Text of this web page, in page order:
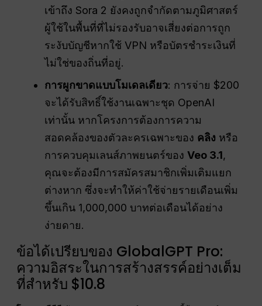
เข้าถึง Sora 2 ยังคงถูกจำกัดตามภูมิศาสตร์
ผู้ใช้ในพื้นที่ที่ไม่รองรับอาจเสี่ยงต่อการถูก
ระงับบัญชีหากใช้ VPN หรือบัตรชำระเงินที่
ไม่ใช่ของถิ่นที่อยู่.
การผูกขาดแบบโมเดลเดียว: การจ่าย $200
จะได้รับสิทธิ์ใช้งานเฉพาะชุด OpenAI
เท่านั้น หากโครงการต้องการความ
สอดคล้องของตัวละครเฉพาะของ คลิง หรือ
การควบคุมเลนส์ภาพยนตร์ของVeo 3.1,
คุณจะต้องมีการสมัครสมาชิกเพิ่มเติมแยก
ต่างหาก ซึ่งจะทำให้ค่าใช้จ่ายรายเดือนเพิ่ม
ขึ้นเกิน 1,000,000 บาทต่อเดือนได้อย่าง
ง่ายดาย.
ข้อได้เปรียบของ GlobalGPT Pro:
ความอิสระในการสร้างสรรค์อย่างเต็ม
ที่สำหรับ $10.8